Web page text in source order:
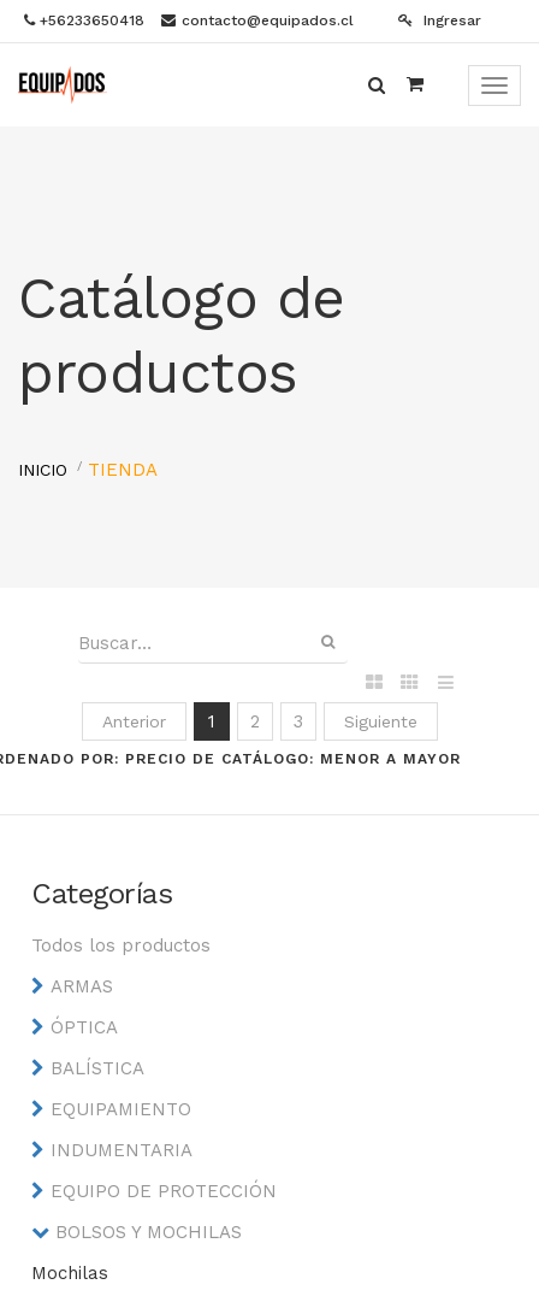
+56233650418 contacto@equipados.cl Ingresar
Menú
Catálogo de
productos
INICIO TIENDA
Anterior 1 2 3 Siguiente
POR: PRECIO DE CATÁLOGO: MENOR A MAYOR
Categorías
Todos los productos
ARMAS
ÓPTICA
BALÍSTICA
EQUIPAMIENTO
INDUMENTARIA
EQUIPO DE PROTECCIÓN
BOLSOS Y MOCHILAS
Mochilas